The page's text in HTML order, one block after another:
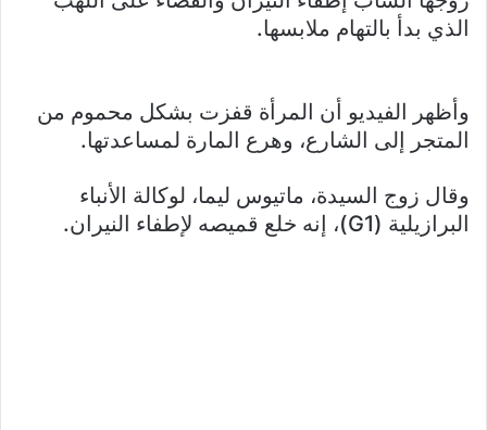
الذي بدأ بالتهام ملابسها.
وأظهر الفيديو أن المرأة قفزت بشكل محموم من
المتجر إلى الشارع، وهرع المارة لمساعدتها.
وقال زوج السيدة، ماتيوس ليما، لوكالة الأنباء
البرازيلية (G1)، إنه خلع قميصه لإطفاء النيران.